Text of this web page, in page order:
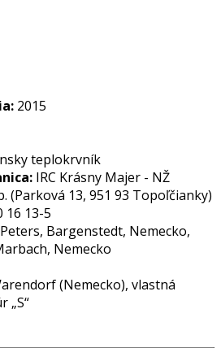
2015
teplokrvník
IRC Krásny Majer - NŽ
(Parková 13, 951 93 Topoľčianky)
16 13-5
Bargenstedt, Nemecko,
Nemecko
(Nemecko), vlastná
„S“